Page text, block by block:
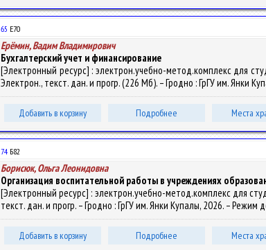
65 Е70
Ерёмин, Вадим Владимирович
Бухгалтерский учет и финансирование
[Электронный ресурс] : электрон.учебно-метод.комплекс для
Электрон., текст. дан. и прогр. (226 Мб). – Гродно : ГрГУ им. Янки
Добавить в корзину Подробнее Места
74 Б82
Борисюк, Ольга Леонидовна
Организация воспитательной работы в учреждениях
[Электронный ресурс] : электрон.учебно-метод.комплекс для
текст. дан. и прогр. – Гродно : ГрГУ им. Янки Купалы, 2026. –
Добавить в корзину Подробнее Места